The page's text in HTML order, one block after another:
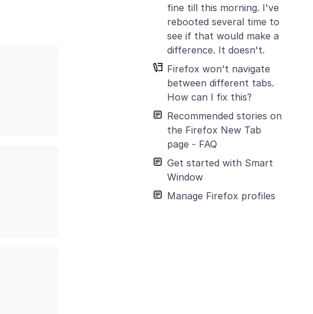
fine till this morning. I've
rebooted several time to
see if that would make a
difference. It doesn't.
Firefox won't navigate
between different tabs.
How can I fix this?
Recommended stories on
the Firefox New Tab
page - FAQ
Get started with Smart
Window
Manage Firefox profiles